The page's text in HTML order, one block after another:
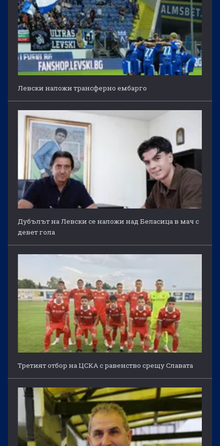
Левски наложи трансферно ембарго
Дубълът на Левски се наложи над Беласица в мач с
девет гола
Третият отбор на ЦСКА с равенство срещу Славата